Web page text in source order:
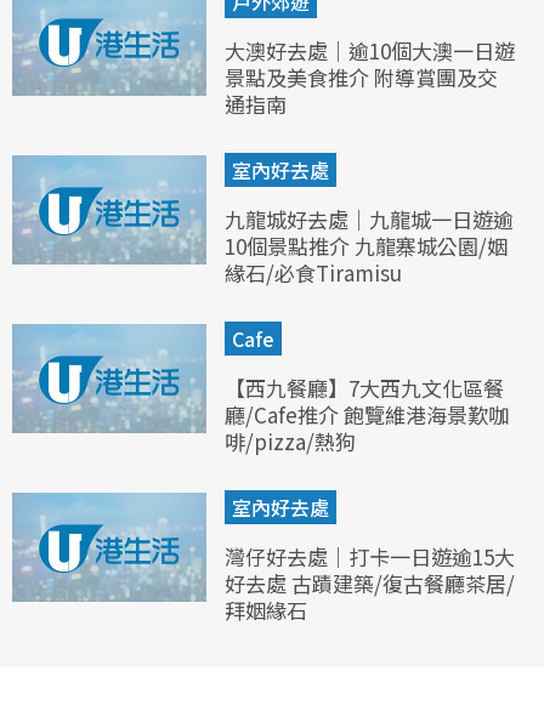
大澳好去處｜逾10個大澳一日遊
景點及美食推介 附導賞團及交
通指南
室內好去處
九龍城好去處｜九龍城一日遊逾
10個景點推介 九龍寨城公園/姻
緣石/必食Tiramisu
Cafe
【西九餐廳】7大西九文化區餐
廳/Cafe推介 飽覽維港海景歎咖
啡/pizza/熱狗
室內好去處
灣仔好去處｜打卡一日遊逾15大
好去處 古蹟建築/復古餐廳茶居/
拜姻緣石